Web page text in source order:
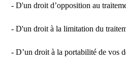
- D'un droit d’opposition au
- D'un droit à la limitation du
- D’un droit à la portabilité de vos